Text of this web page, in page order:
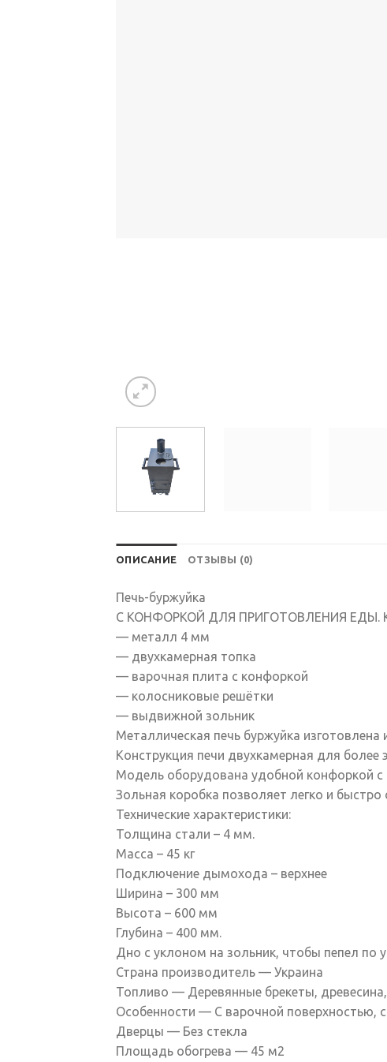
ОПИСАНИЕ ОТЗЫВЫ (0)
Печь-буржуйка
С КОНФОРКОЙ ДЛЯ ПРИГОТОВЛЕНИЯ ЕДЫ.
— металл 4 мм
— двухкамерная топка
— варочная плита с конфоркой
— колосниковые решётки
— выдвижной зольник
Металлическая печь буржуйка
Конструкция печи двухкамерная для более
Модель оборудована удобной конфоркой
Зольная коробка позволяет легко и
Технические характеристики:
Толщина стали – 4 мм.
Масса – 45 кг
Подключение дымохода – верхнее
Ширина – 300 мм
Высота – 600 мм
Глубина – 400 мм.
Дно с уклоном на зольник, чтобы пепел по
Страна производитель — Украина
Топливо — Деревянные брекеты,
Особенности — С варочной поверхностью,
Дверцы — Без стекла
Площадь обогрева — 45 м2